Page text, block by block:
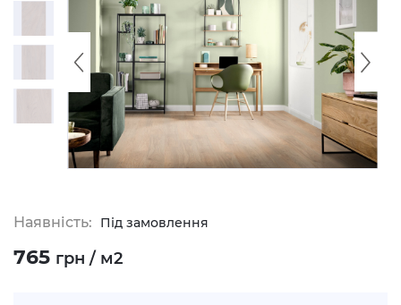
Наявність: Під замовлення
765 грн / м2